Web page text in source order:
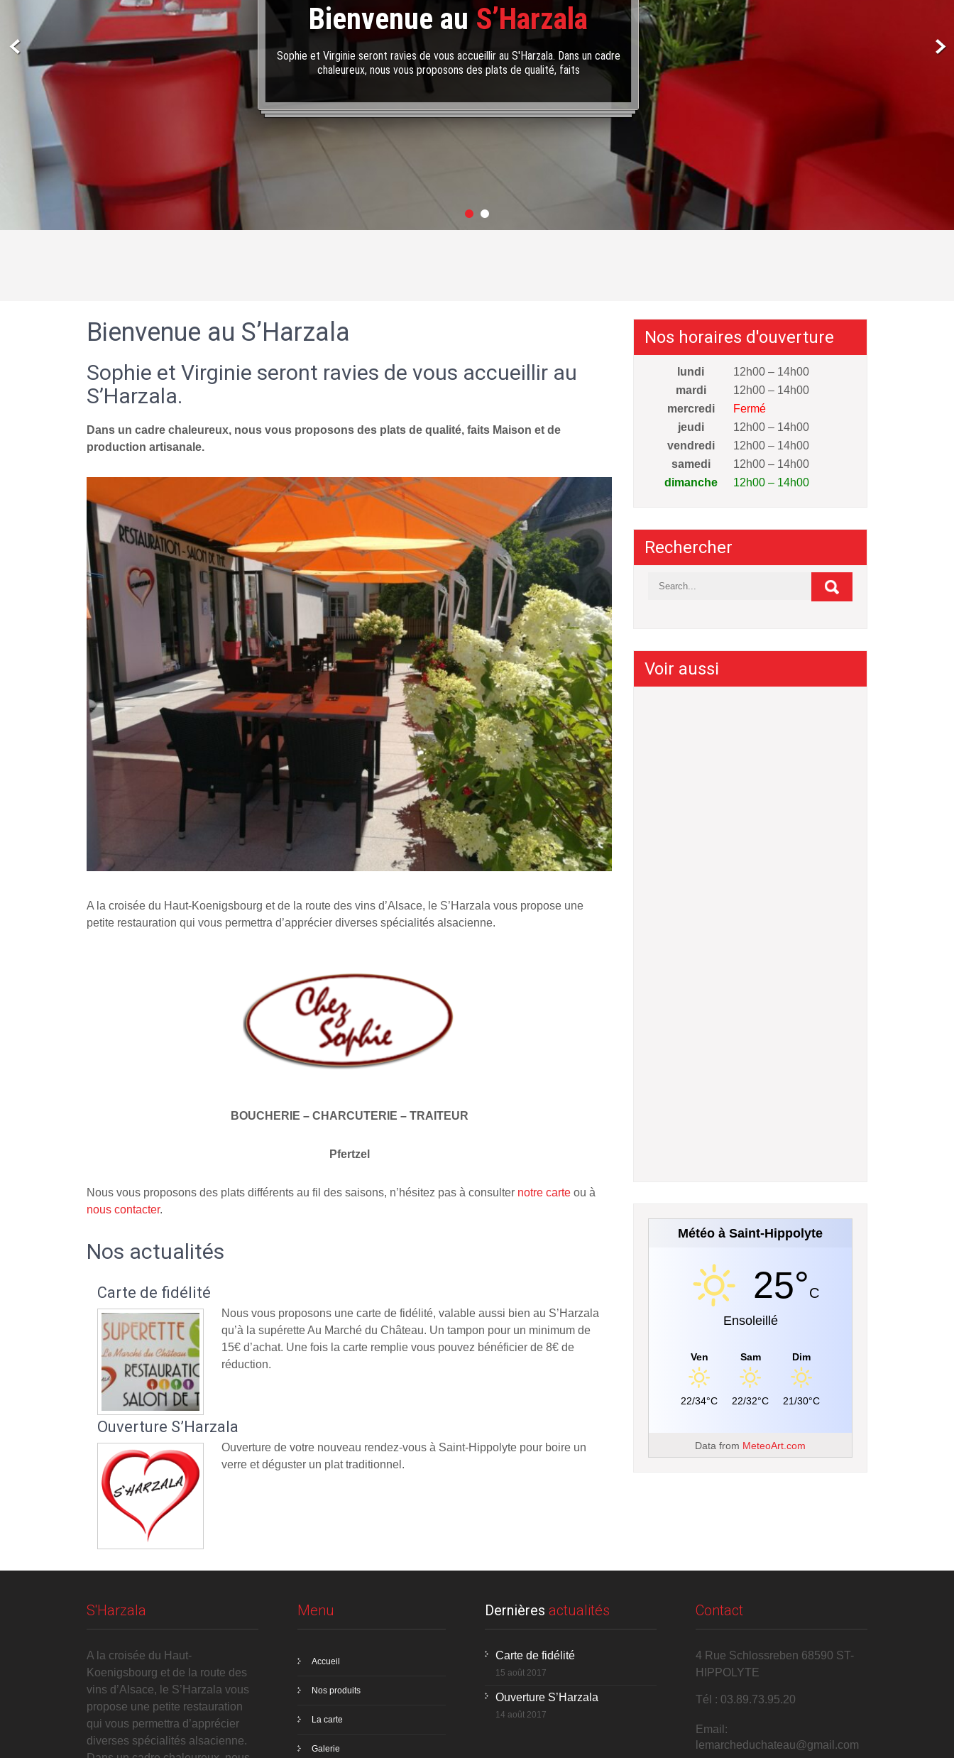
Bienvenue au S’Harzala
Sophie et Virginie seront ravies de vous accueillir au S'Harzala. Dans un cadre
chaleureux, nous vous proposons des plats de qualité, faits
Bienvenue au S’Harzala
Sophie et Virginie seront ravies de vous accueillir au
S’Harzala.
Dans un cadre chaleureux, nous vous proposons des plats de qualité, faits Maison et de
production artisanale.
A la croisée du Haut-Koenigsbourg et de la route des vins d’Alsace, le S’Harzala vous propose une
petite restauration qui vous permettra d’apprécier diverses spécialités alsacienne.
BOUCHERIE – CHARCUTERIE – TRAITEUR
Pfertzel
Nous vous proposons des plats différents au fil des saisons, n’hésitez pas à consulter notre carte ou à
nous contacter.
Nos actualités
Carte de fidélité
Nous vous proposons une carte de fidélité, valable aussi bien au S’Harzala
qu’à la supérette Au Marché du Château. Un tampon pour un minimum de
15€ d’achat. Une fois la carte remplie vous pouvez bénéficier de 8€ de
réduction.
Ouverture S’Harzala
Ouverture de votre nouveau rendez-vous à Saint-Hippolyte pour boire un
verre et déguster un plat traditionnel.
Nos horaires d'ouverture
lundi
12h00 – 14h00
mardi
12h00 – 14h00
mercredi
Fermé
jeudi
12h00 – 14h00
vendredi
12h00 – 14h00
samedi
12h00 – 14h00
dimanche
12h00 – 14h00
Rechercher
Voir aussi
Météo à Saint-Hippolyte
25°C
Ensoleillé
Ven
22/34°C
Sam
22/32°C
Dim
21/30°C
Data from MeteoArt.com
S'Harzala
A la croisée du Haut-
Koenigsbourg et de la route des
vins d’Alsace, le S’Harzala vous
propose une petite restauration
qui vous permettra d’apprécier
diverses spécialités alsacienne.
Menu
Accueil
Nos produits
La carte
Galerie
Dernières actualités
Carte de fidélité
15 août 2017
Ouverture S’Harzala
14 août 2017
Contact
4 Rue Schlossreben 68590 ST-
HIPPOLYTE
Tél : 03.89.73.95.20
Email:
lemarcheduchateau@gmail.com